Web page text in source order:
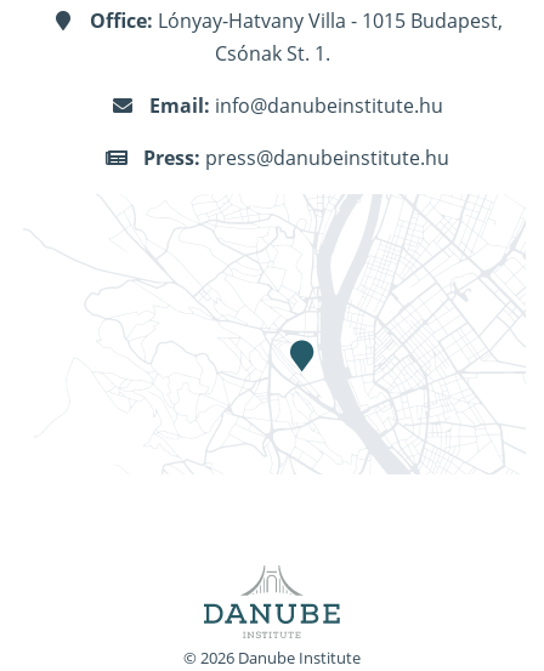
Office: Lónyay-Hatvany Villa - 1015 Budapest,
Csónak St. 1.
Email: info@danubeinstitute.hu
Press: press@danubeinstitute.hu
© 2026 Danube Institute